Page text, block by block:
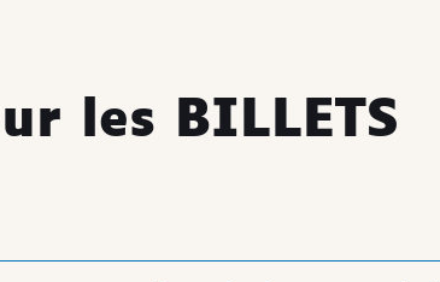
les BILLETS